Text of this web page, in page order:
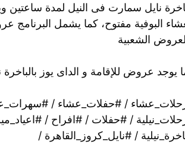
نايل سمارت فى النيل لمدة ساعتين
البوفية مفتوح، كما يشمل البرنامج
الشعبية
يوجد عروض للإقامة و الداى يوز
/ #حفلات_عشاء /
/ #حفلات / #افراح /
/ #نايل_كروز_القاهرة /